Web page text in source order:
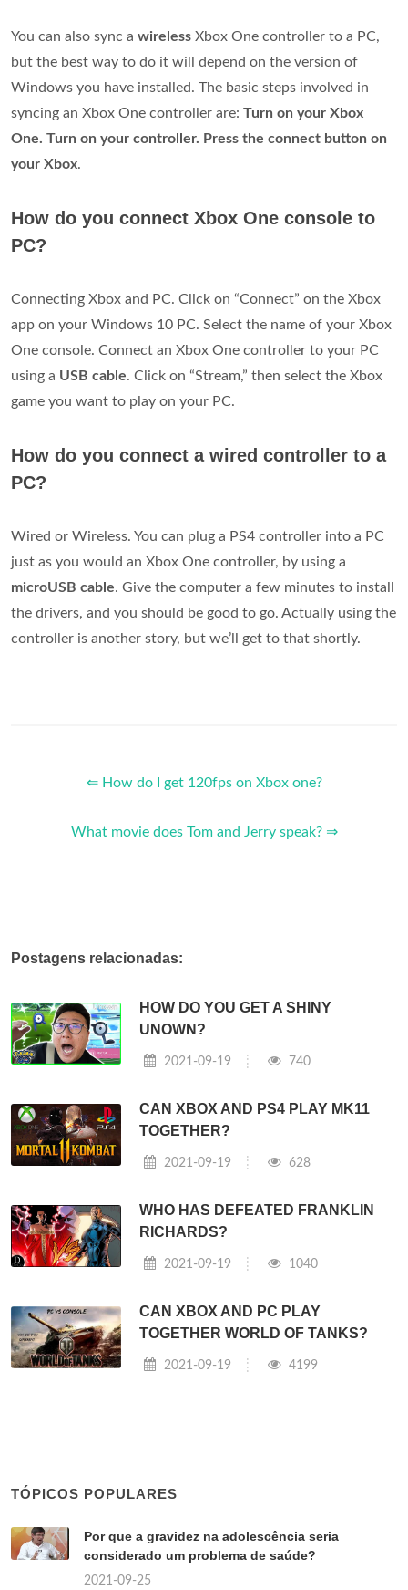
You can also sync a wireless Xbox One controller to a PC,
but the best way to do it will depend on the version of
Windows you have installed. The basic steps involved in
syncing an Xbox One controller are: Turn on your Xbox
One. Turn on your controller. Press the connect button on
your Xbox.
How do you connect Xbox One console to
PC?
Connecting Xbox and PC. Click on “Connect” on the Xbox
app on your Windows 10 PC. Select the name of your Xbox
One console. Connect an Xbox One controller to your PC
using a USB cable. Click on “Stream,” then select the Xbox
game you want to play on your PC.
How do you connect a wired controller to a
PC?
Wired or Wireless. You can plug a PS4 controller into a PC
just as you would an Xbox One controller, by using a
microUSB cable. Give the computer a few minutes to install
the drivers, and you should be good to go. Actually using the
controller is another story, but we’ll get to that shortly.
⇐ How do I get 120fps on Xbox one?
What movie does Tom and Jerry speak? ⇒
Postagens relacionadas:
HOW DO YOU GET A SHINY
UNOWN?
2021-09-19 740
CAN XBOX AND PS4 PLAY MK11
TOGETHER?
2021-09-19 628
WHO HAS DEFEATED FRANKLIN
RICHARDS?
2021-09-19 1040
CAN XBOX AND PC PLAY
TOGETHER WORLD OF TANKS?
2021-09-19 4199
TÓPICOS POPULARES
Por que a gravidez na adolescência seria
considerado um problema de saúde?
2021-09-25